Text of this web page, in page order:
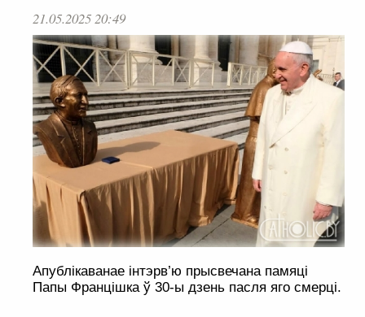
21.05.2025 20:49
Апублікаванае інтэрв’ю прысвечана памяці
Папы Францішка ў 30-ы дзень пасля яго смерці.